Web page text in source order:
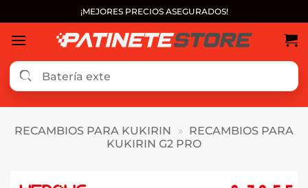
al
contenido
¡MEJORES PRECIOS ASEGURADOS!
RECAMBIOS PARA KUKIRIN » RECAMBIOS PARA
KUKIRIN G2 PRO